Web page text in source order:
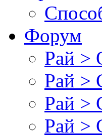
Форум
Рай >
Рай >
Рай >
Рай >